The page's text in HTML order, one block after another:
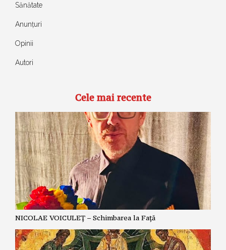
Sănătate
Anunțuri
Opinii
Autori
Cele mai recente
NICOLAE VOICULEȚ – Schimbarea la Față